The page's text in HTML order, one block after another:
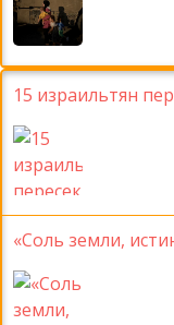
15 израильтян
«Соль земли,